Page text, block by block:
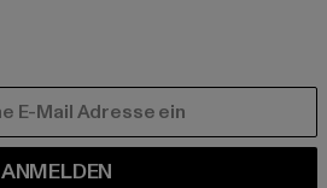
ANMELDEN